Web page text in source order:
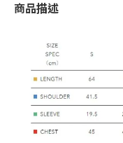
商品描述